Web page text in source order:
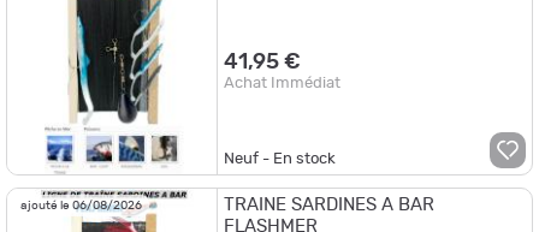
41,95 €
Achat Immédiat
Neuf - En stock
ajouté le 06/08/2026
TRAINE SARDINES A BAR
FLASHMER